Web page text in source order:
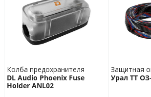
Колба предохранителя
DL Audio Phoenix Fuse
Holder ANL02
Защитная
Урал ТТ